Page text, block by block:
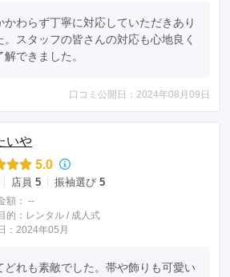
わらず丁寧に対応していただきあり
スタッフの皆さんの対応も心地良く
できました。
口コミ公開日：2024年08月09日
いや
5.0
店員 5 振袖選び 5
額： --
的： レンタル / 成人式
：2024年05月
どれも素敵でした。帯や飾りも可愛い